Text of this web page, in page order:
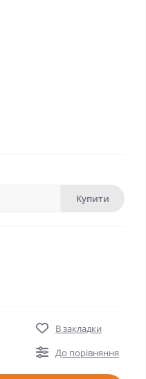
Купити
В закладки
До порівняння